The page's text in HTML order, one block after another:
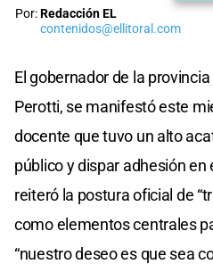
Por:Redacción EL
contenidos@ellitoral.com
El gobernador de la
Perotti, se manifestó este
docente que tuvo un alto
público y dispar adhesión
reiteró la postura oficial de
como elementos centrales
“nuestro deseo es que sea